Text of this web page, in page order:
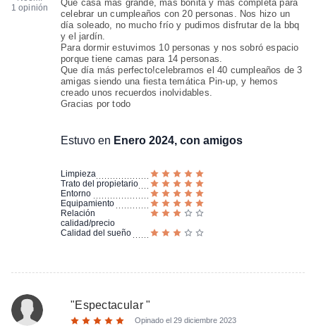
1 opinión
Que casa más grande, más bonita y más completa para
celebrar un cumpleaños con 20 personas. Nos hizo un
día soleado, no mucho frío y pudimos disfrutar de la bbq
y el jardín.
Para dormir estuvimos 10 personas y nos sobró espacio
porque tiene camas para 14 personas.
Que día más perfecto!celebramos el 40 cumpleaños de 3
amigas siendo una fiesta temática Pin-up, y hemos
creado unos recuerdos inolvidables.
Gracias por todo
Estuvo en Enero 2024, con amigos
Limpieza
Trato del propietario
Entorno
Equipamiento
Relación
calidad/precio
Calidad del sueño
"Espectacular"
Opinado el 29 diciembre 2023